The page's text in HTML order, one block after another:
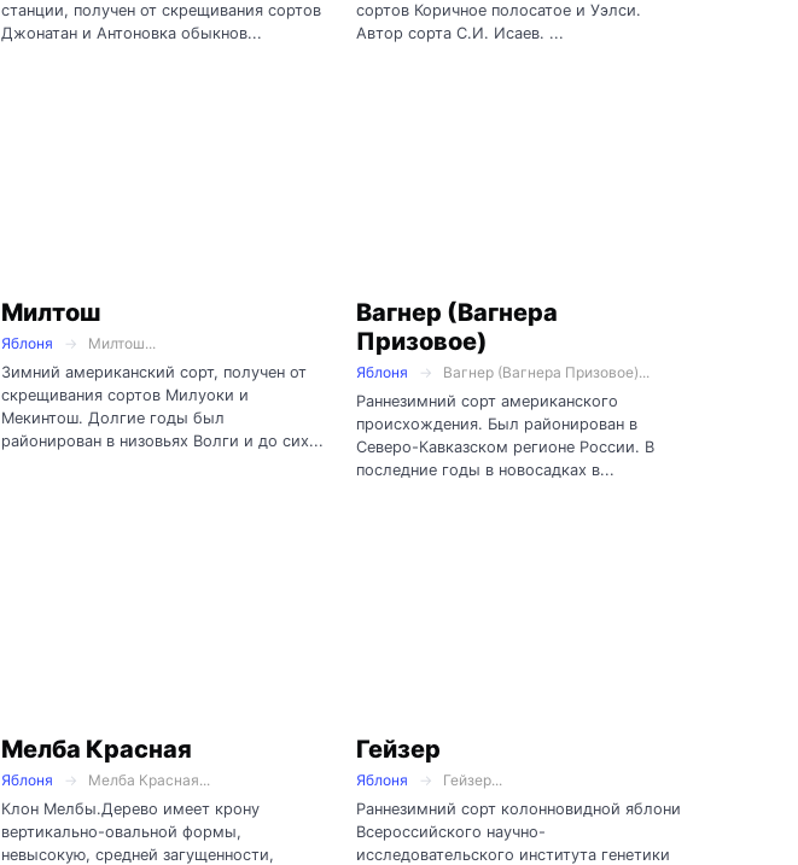
станции, получен от скрещивания сортов
Джонатан и Антоновка обыкнов...
сортов Коричное полосатое и Уэлси.
Автор сорта С.И. Исаев. ...
Милтош
Яблоня
Милтош...
Зимний американский сорт, получен от
скрещивания сортов Милуоки и
Мекинтош. Долгие годы был
районирован в низовьях Волги и до сих...
Вагнер (Вагнера
Призовое)
Яблоня
Вагнер (Вагнера Призовое)...
Раннезимний сорт американского
происхождения. Был районирован в
Северо-Кавказском регионе России. В
последние годы в новосадках в...
Мелба Красная
Яблоня
Мелба Красная...
Клон Мелбы.Дерево имеет крону
вертикально-овальной формы,
невысокую, средней загущенности,
Гейзер
Яблоня
Гейзер...
Раннезимний сорт колонновидной яблони
Всероссийского научно-
исследовательского института генетики